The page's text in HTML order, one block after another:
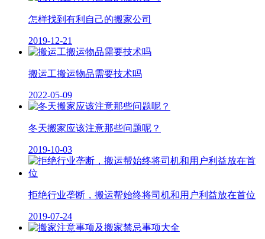
怎样找到有利自己的搬家公司
2019-12-21
搬运工搬运物品需要技术吗
2022-05-09
冬天搬家应该注意那些问题呢？
2019-10-03
拒绝行业垄断，搬运帮始终将司机和用户利益放在首位
2019-07-24